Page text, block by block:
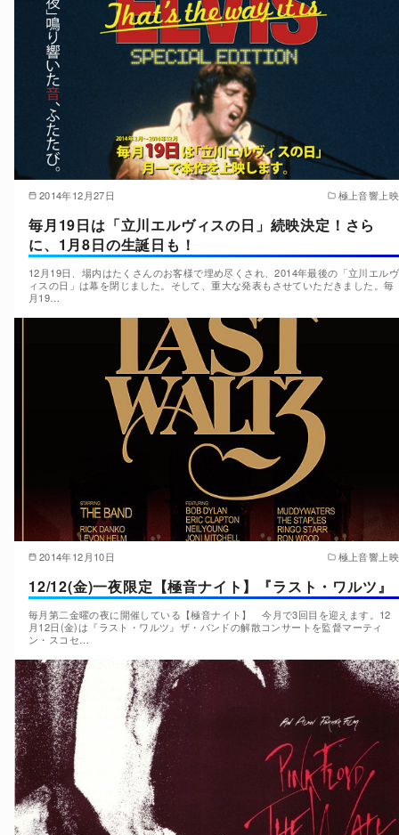
2014年12月27日 極上音響上映
毎月19日は「立川エルヴィスの日」続映決定！さら
に、1月8日の生誕日も！
12月19日、場内はたくさんのお客様で埋め尽くされ、2014年最後の「立川エルヴ
ィスの日」は幕を閉じました。そして、重大な発表もさせていただきました。毎
月19…
2014年12月10日 極上音響上映
12/12(金)一夜限定【極音ナイト】『ラスト・ワルツ』
毎月第二金曜の夜に開催している【極音ナイト】 今月で3回目を迎えます。12
月12日(金)は『ラスト・ワルツ』ザ・バンドの解散コンサートを監督マーティ
ン・スコセ…